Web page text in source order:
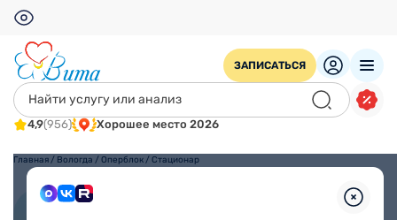
ЗАПИСАТЬСЯ
4,9(956) Хорошее место 2026
Главная / Вологда /Оперблок /Стационар